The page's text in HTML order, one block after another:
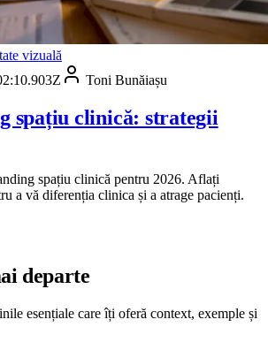
vizuală
Toni Bunăiașu
spațiu clinică: strategii
spațiu clinică pentru 2026. Aflați
a vă diferenția clinica și a atrage pacienți.
departe
esențiale care îți oferă context, exemple și